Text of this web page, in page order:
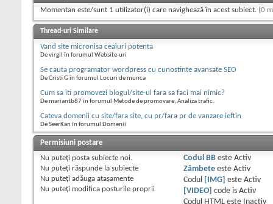
Momentan este/sunt 1 utilizator(i) care navighează în acest subiect. (0
Thread-uri Similare
Vand site micronisa ceaiuri potenta
De virgil în forumul Website-uri
Se cauta programator wordpress cu cunostinte avansate SEO
De Cristi G în forumul Locuri de munca
Cum sa iti promovezi blogul/site-ul fara sa faci mai nimic?
De mariantb87 în forumul Metode de promovare, Analiza trafic.
Cateva domenii cu site/fara site, cu pr/fara pr de vanzare ieftin
De SeerKan în forumul Domenii
Permisiuni postare
Nu puteţi posta subiecte noi.
Nu puteţi răspunde la subiecte
Nu puteţi adăuga ataşamente
Nu puteţi modifica posturile proprii
Codul BBeste Activ
Zâmbeteeste Activ
Codul
[IMG] este Activ
[VIDEO] code is Activ
Codul HTML este
Inactiv